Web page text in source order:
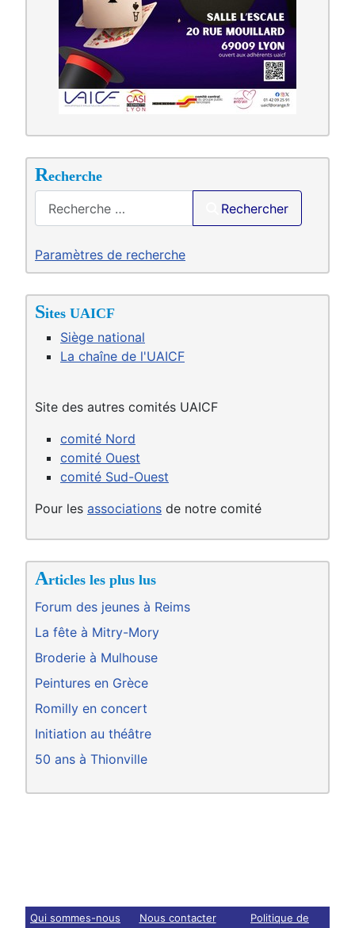
Recherche
Rechercher
Paramètres de recherche
Sites UAICF
Siège national
La chaîne de l'UAICF
Site des autres comités UAICF
comité Nord
comité Ouest
comité Sud-Ouest
Pour les associations de notre comité
Articles les plus lus
Forum des jeunes à Reims
La fête à Mitry-Mory
Broderie à Mulhouse
Peintures en Grèce
Romilly en concert
Initiation au théâtre
50 ans à Thionville
Qui sommes-nous
Nous contacter
Politique de